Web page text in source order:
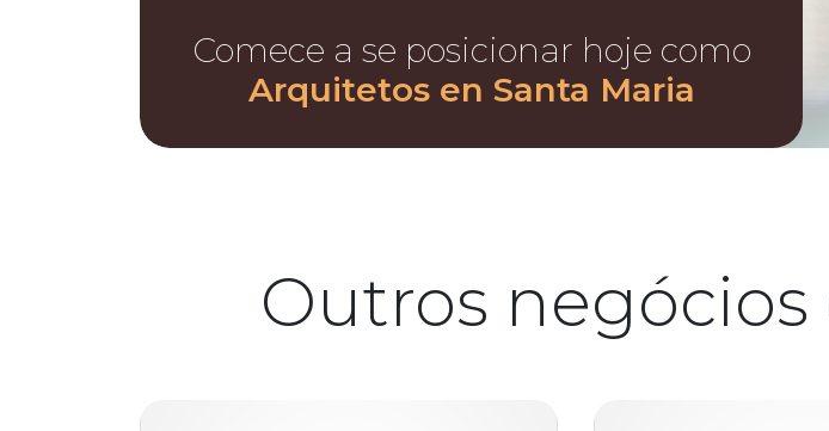
Comece a se posicionar hoje como
Arquitetos en Santa Maria
Outros negócios